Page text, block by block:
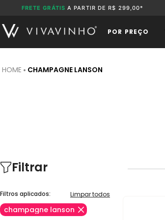
FRETE GRÁTIS A PARTIR DE R$ 299,00*
POR PREÇO
CHAMPAGNE LANSON
Filtrar
Filtros aplicados: Limpar todos
champagne lanson